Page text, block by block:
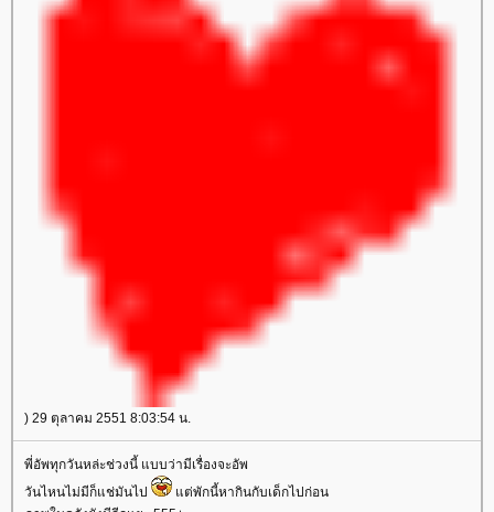
) 29 ตุลาคม 2551 8:03:54 น.
พี่อัพทุกวันหล่ะช่วงนี้ แบบว่ามีเรื่องจะอัพ
วันไหนไม่มีก็แช่มันไป
ต่พักนี้หากินกับเด็กไปก่อน